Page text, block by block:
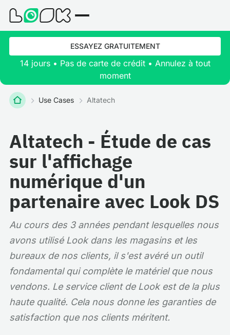
ESSAYEZ GRATUITEMENT
14 jours • Pas de carte de crédit • Annulez à tout
moment
Use Cases Altatech
Altatech - Étude de cas
sur l'affichage
numérique d'un
partenaire avec Look DS
Au cours des 3 années pendant lesquelles nous
avons utilisé Look dans les magasins et les
bureaux de nos clients, il s'est avéré un outil
fondamental qui complète le matériel que nous
vendons. Le service client de Look est de la plus
haute qualité. Cela nous donne les garanties de
satisfaction que nos clients méritent.